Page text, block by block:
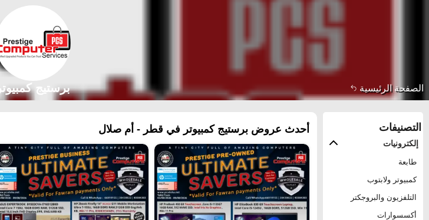
الصفحة الرئيسية برستيج كمبيوتر
التصنيفات
إلكترونيات
طابعة
كمبيوتر ولابتوب
التلفزيون والبروجكتر
أكسسوارات
أحدث عروض برستيج كمبيوتر في قطر - أم صلال